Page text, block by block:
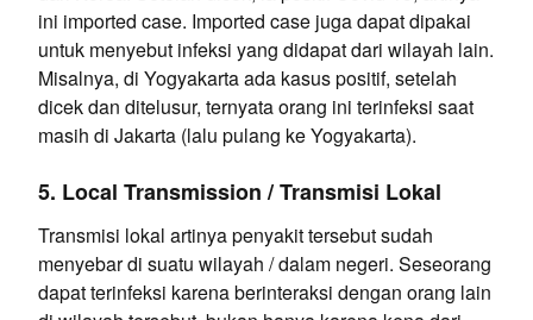
ini imported case. Imported case juga dapat dipakai
untuk menyebut infeksi yang didapat dari wilayah lain.
Misalnya, di Yogyakarta ada kasus positif, setelah
dicek dan ditelusur, ternyata orang ini terinfeksi saat
masih di Jakarta (lalu pulang ke Yogyakarta).
5. Local Transmission / Transmisi Lokal
Transmisi lokal artinya penyakit tersebut sudah
menyebar di suatu wilayah / dalam negeri. Seseorang
dapat terinfeksi karena berinteraksi dengan orang lain